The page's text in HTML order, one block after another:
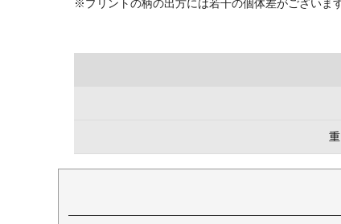
※プリントの柄の出方には若干の個体差がございま